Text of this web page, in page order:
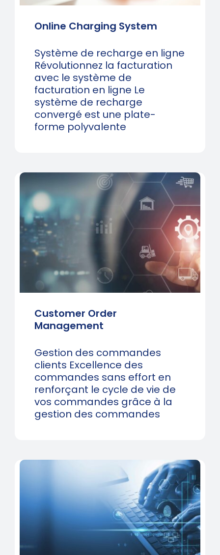
Online Charging System
Système de recharge en ligne
Révolutionnez la facturation
avec le système de
facturation en ligne Le
système de recharge
convergé est une plate-
forme polyvalente
Customer Order
Management
Gestion des commandes
clients Excellence des
commandes sans effort en
renforçant le cycle de vie de
vos commandes grâce à la
gestion des commandes